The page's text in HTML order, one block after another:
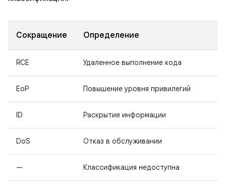
Сокращение Определение
RCE Удаленное выполнение кода
EoP Повышение уровня привилегий
ID Раскрытие информации
DoS Отказ в обслуживании
— Классификация недоступна